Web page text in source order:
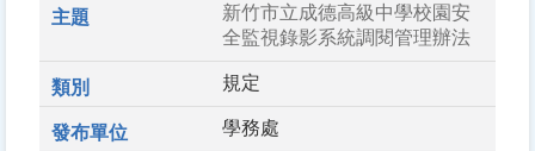
新竹市立成德高級中學校園安
全監視錄影系統調閱管理辦法
規定
學務處